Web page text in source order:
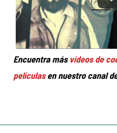
Encuentra másvídeos de
películasen nuestro canal